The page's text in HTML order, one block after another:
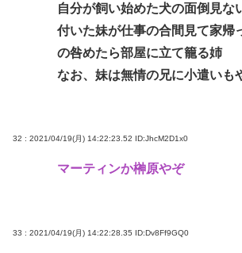
自分が飼い始めた犬の面倒見な
付いた妹が仕事の合間見て家帰
の咎めたら部屋に立て籠る姉
なお、妹は無情の兄に小遣いも
32 : 2021/04/19(月) 14:22:23.52 ID:JhcM2D1x0
マーティンか榊原やぞ
33 : 2021/04/19(月) 14:22:28.35 ID:Dv8Ff9GQ0